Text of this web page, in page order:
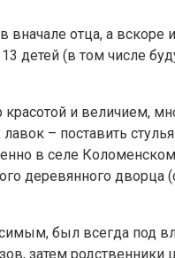
отца, а вскоре
детей (в том числе
и величием,
– поставить
в селе
деревянного дворца
был всегда под
затем родственники